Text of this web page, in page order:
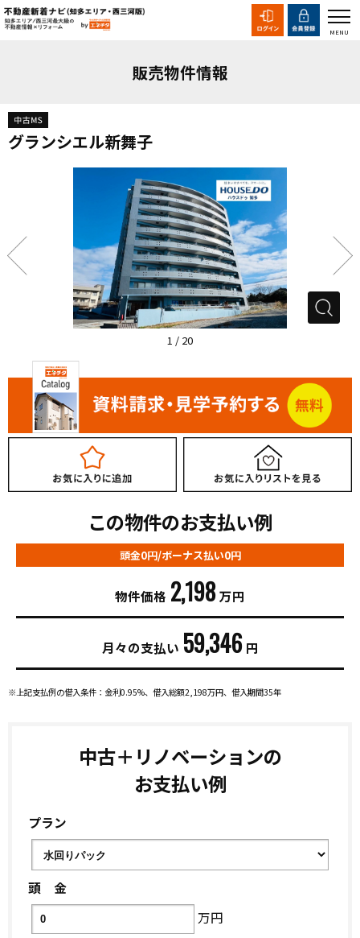
販売物件情報
グランシエル新舞子
1 / 20
この物件のお支払い例
頭金0円/ボーナス払い0円
物件価格 2,198 万円
月々の支払い 59,346 円
※上記支払例の借入条件：金利0.95%、借入総額2,198万円、借入期間35年
中古＋リノベーションの
お支払い例
プラン
頭 金
万円